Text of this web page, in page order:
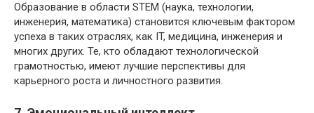
Образование в области STEM (наука, технологии,
инженерия, математика) становится ключевым фактором
успеха в таких отраслях, как IT, медицина, инженерия и
многих других. Те, кто обладают технологической
грамотностью, имеют лучшие перспективы для
карьерного роста и личностного развития.